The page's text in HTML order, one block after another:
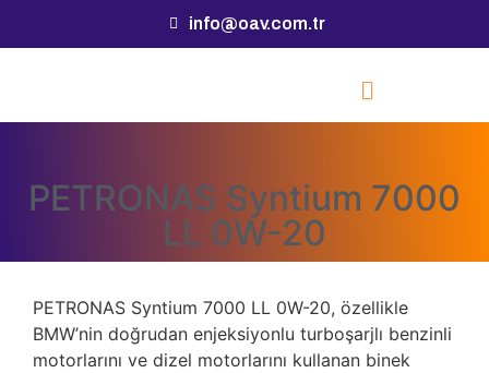
info@oav.com.tr
PETRONAS Syntium 7000
LL 0W-20
PETRONAS Syntium 7000 LL 0W-20, özellikle
BMW’nin doğrudan enjeksiyonlu turboşarjlı benzinli
motorlarını ve dizel motorlarını kullanan binek